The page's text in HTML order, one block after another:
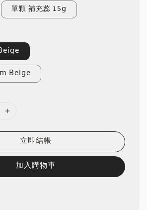
單顆 補充蕊 15g
Beige
立即結帳
加入購物車